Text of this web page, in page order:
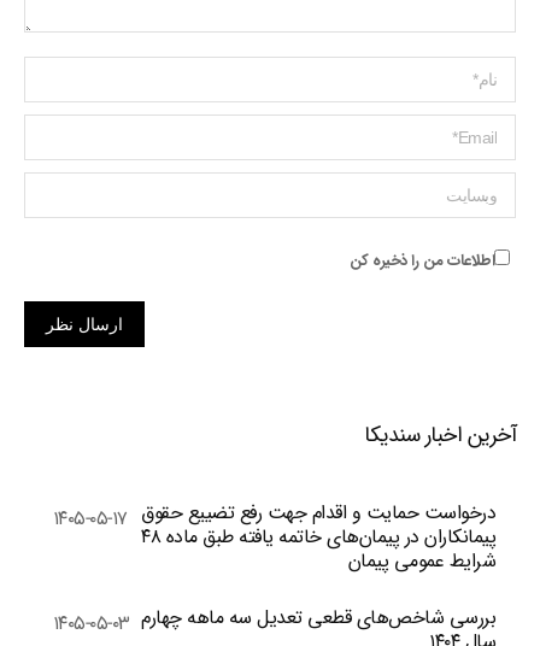
Name *
ایمیل *
وبسایت
اطلاعات من را ذخیره کن
ارسال نظر
آخرین اخبار سندیکا
درخواست حمایت و اقدام جهت رفع تضییع حقوق
پیمانکاران در پیمان‌های خاتمه یافته طبق ماده ۴۸
شرایط عمومی پیمان
۱۴۰۵-۰۵-۱۷
بررسی شاخص‌های قطعی تعدیل سه ماهه چهارم ۱۴۰۵-۰۵-۰۳